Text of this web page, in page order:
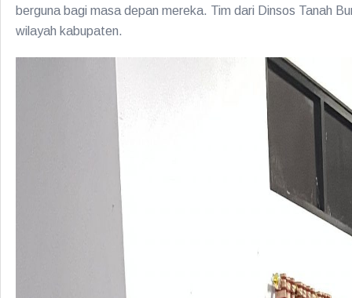
berguna bagi masa depan mereka. Tim dari Dinsos Tanah
wilayah kabupaten.